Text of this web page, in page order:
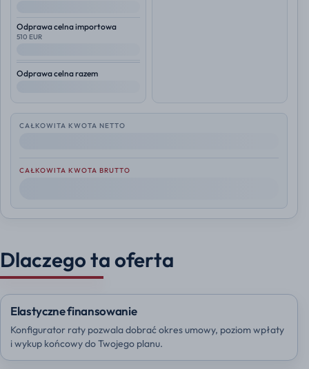
Odprawa celna importowa
510 EUR
Odprawa celna razem
CAŁKOWITA KWOTA NETTO
CAŁKOWITA KWOTA BRUTTO
Dlaczego ta oferta
Elastyczne finansowanie
Konfigurator raty pozwala dobrać okres umowy, poziom wpłaty
i wykup końcowy do Twojego planu.